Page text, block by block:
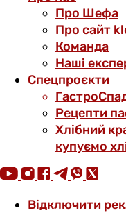
Про Шефа
Про сайт
Команда
Наші
Спецпроєкти
Рецепти
Хлібний
купуємо
Відключити